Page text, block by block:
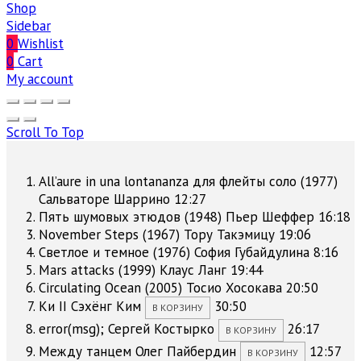
Shop
Sidebar
0 Wishlist
0 Cart
My account
Scroll To Top
All’aure in una lontananza для флейты соло (1977)
Сальваторе Шаррино 12:27
Пять шумовых этюдов (1948) Пьер Шеффер 16:18
November Steps (1967) Тору Такэмицу 19:06
Светлое и темное (1976) София Губайдулина 8:16
Mars attacks (1999) Клаус Ланг 19:44
Circulating Ocean (2005) Тосио Хосокава 20:50
Ки II Сэхёнг Ким В КОРЗИНУ
30:50
error(msg); Сергей Костырко В КОРЗИНУ
26:17
Между танцем Олег Пайбердин В КОРЗИНУ 12:57